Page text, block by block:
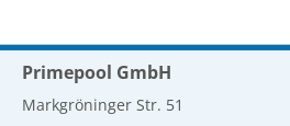
Primepool GmbH
Markgröninger Str. 51